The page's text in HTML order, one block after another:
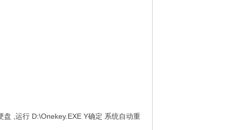
,运行 D:\Onekey.EXE Y确定 系统自动重